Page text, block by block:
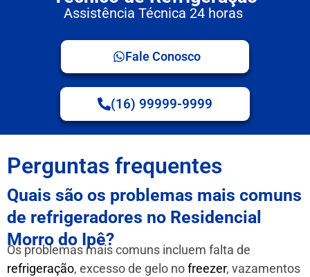
Assistência Técnica 24 horas
Fale Conosco
(16) 99999-9999
Perguntas frequentes
Quais são os problemas mais comuns
de refrigeradores no Residencial
Morro do Ipê?
Os problemas mais comuns incluem falta de
refrigeração, excesso de gelo nofreezer, vazamentos